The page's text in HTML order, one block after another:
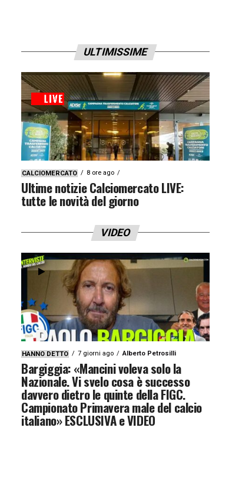
ULTIMISSIME
CALCIOMERCATO 8 ore ago
Ultime notizie Calciomercato LIVE:
tutte le novità del giorno
VIDEO
HANNO DETTO 7 giorni ago Alberto Petrosilli
Bargiggia: «Mancini voleva solo la
Nazionale. Vi svelo cosa è successo
davvero dietro le quinte della FIGC.
Campionato Primavera male del calcio
italiano» ESCLUSIVA e VIDEO